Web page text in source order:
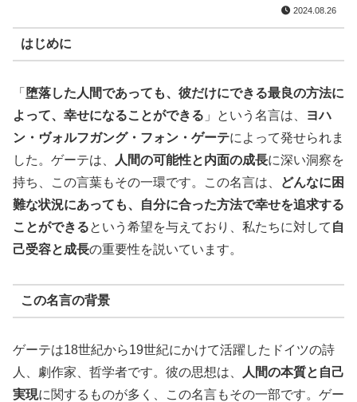
2024.08.26
はじめに
「 堕落した人間であっても、彼だけにできる最良の方法に
よって、幸せになることができる 」という名言は、
ヨハ
ン・ヴォルフガング・フォン・ゲーテによって発せられま
した。ゲーテは、
人間の可能性と内面の成長に深い洞察を
持ち、この言葉もその一環です。この名言は、
どんなに困
難な状況にあっても、自分に合った方法で幸せを追求する
ことができるという希望を与えており、私たちに対して 自
己受容と成長の重要性を説いています。
この名言の背景
ゲーテは18世紀から19世紀にかけて活躍したドイツの詩
人、劇作家、哲学者です。彼の思想は、
人間の本質と自己
実現に関するものが多く、この名言もその一部です。ゲー